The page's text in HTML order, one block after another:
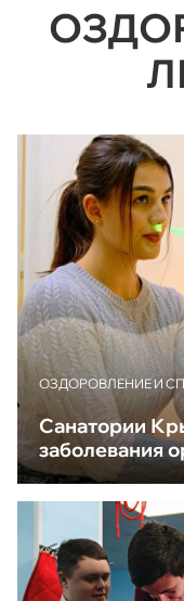
ОЗДОРОВЛЕНИЕ И
Санатории
заболевания